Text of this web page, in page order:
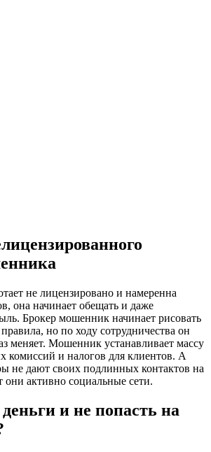
не лицензировано и намеренна
она начинает обещать и даже
Брокер мошенник начинает рисовать
но по ходу сотрудничества он
меняет. Мошенник устанавливает массу
комиссий и налогов для клиентов. А
не дают своих подлинных контактов на
они активно социальные сети.
и не попасть на